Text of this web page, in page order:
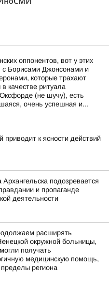
оппонентов, вот у этих
с Борисами Джонсонами и
которые трахают
качестве ритуала
(не шучу), есть
очень успешная и...
приводит к ясности действий
подозревается
и пропаганде
деятельности
расширять
окружной больницы,
получать
медицинскую помощь,
региона